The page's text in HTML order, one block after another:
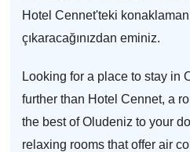
Hotel Cennet'teki
çıkaracağınızdan eminiz.
Looking for a place to stay in
further than Hotel Cennet, a
the best of Oludeniz to your
relaxing rooms that offer air